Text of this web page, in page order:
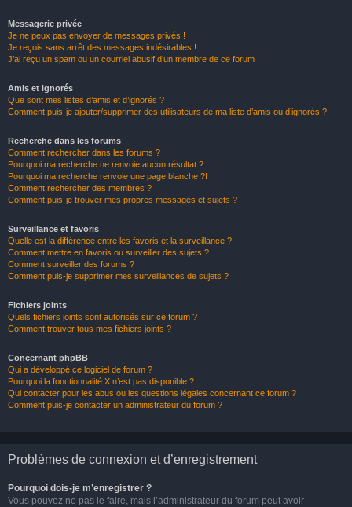
Messagerie privée
Je ne peux pas envoyer de messages privés !
Je reçois sans arrêt des messages indésirables !
J’ai reçu un spam ou un courriel abusif d’un membre de ce forum !
Amis et ignorés
Que sont mes listes d’amis et d’ignorés ?
Comment puis-je ajouter/supprimer des utilisateurs de ma liste d’amis ou d’ignorés ?
Recherche dans les forums
Comment rechercher dans les forums ?
Pourquoi ma recherche ne renvoie aucun résultat ?
Pourquoi ma recherche renvoie une page blanche ?!
Comment rechercher des membres ?
Comment puis-je trouver mes propres messages et sujets ?
Surveillance et favoris
Quelle est la différence entre les favoris et la surveillance ?
Comment mettre en favoris ou surveiller des sujets ?
Comment surveiller des forums ?
Comment puis-je supprimer mes surveillances de sujets ?
Fichiers joints
Quels fichiers joints sont autorisés sur ce forum ?
Comment trouver tous mes fichiers joints ?
Concernant phpBB
Qui a développé ce logiciel de forum ?
Pourquoi la fonctionnalité X n’est pas disponible ?
Qui contacter pour les abus ou les questions légales concernant ce forum ?
Comment puis-je contacter un administrateur du forum ?
Problèmes de connexion et d’enregistrement
Pourquoi dois-je m’enregistrer ?
Vous pouvez ne pas le faire, mais l’administrateur du forum peut avoir